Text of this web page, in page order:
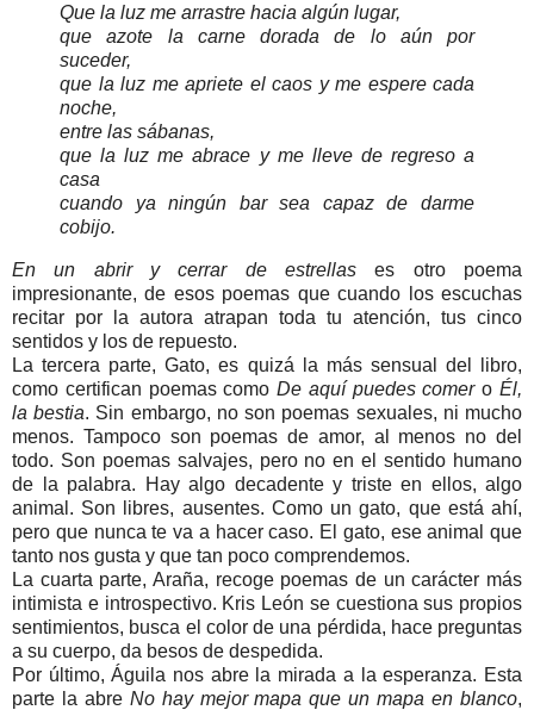
Que la luz me arrastre hacia algún lugar,
que azote la carne dorada de lo aún por
suceder,
que la luz me apriete el caos y me espere cada
noche,
entre las sábanas,
que la luz me abrace y me lleve de regreso a
casa
cuando ya ningún bar sea capaz de darme
cobijo.
En un abrir y cerrar de estrellas es otro poema
impresionante, de esos poemas que cuando los escuchas
recitar por la autora atrapan toda tu atención, tus cinco
sentidos y los de repuesto.
La tercera parte, Gato, es quizá la más sensual del libro,
como certifican poemas comoDe aquí puedes comeroÉl,
la bestia. Sin embargo, no son poemas sexuales, ni mucho
menos. Tampoco son poemas de amor, al menos no del
todo. Son poemas salvajes, pero no en el sentido humano
de la palabra. Hay algo decadente y triste en ellos, algo
animal. Son libres, ausentes. Como un gato, que está ahí,
pero que nunca te va a hacer caso. El gato, ese animal que
tanto nos gusta y que tan poco comprendemos.
La cuarta parte, Araña, recoge poemas de un carácter más
intimista e introspectivo. Kris León se cuestiona sus propios
sentimientos, busca el color de una pérdida, hace preguntas
a su cuerpo, da besos de despedida.
Por último, Águila nos abre la mirada a la esperanza. Esta
parte la abre No hay mejor mapa que un mapa en blanco,